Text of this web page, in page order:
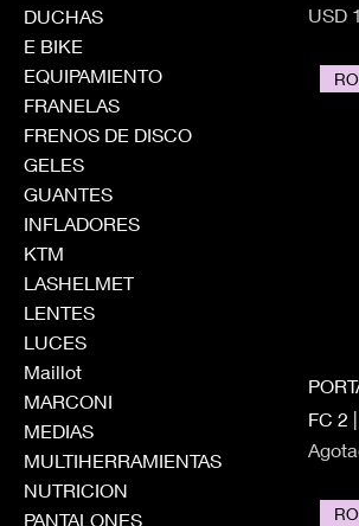
DUCHAS
E BIKE
EQUIPAMIENTO
FRANELAS
FRENOS DE DISCO
GELES
GUANTES
INFLADORES
KTM
LASHELMET
LENTES
LUCES
Maillot
MARCONI
MEDIAS
MULTIHERRAMIENTAS
NUTRICION
PANTALONES
Precio
USD
FC 2